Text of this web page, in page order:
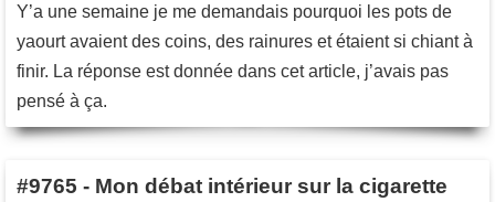
Y’a une semaine je me demandais pourquoi les pots de
yaourt avaient des coins, des rainures et étaient si chiant à
finir. La réponse est donnée dans cet article, j’avais pas
pensé à ça.
#9765 - Mon débat intérieur sur la cigarette